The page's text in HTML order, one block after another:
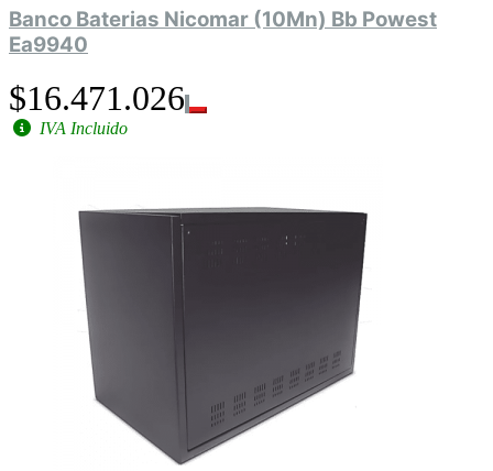
Banco Baterias Nicomar (10Mn) Bb Powest
Ea9940
$16.471.026
IVA Incluido